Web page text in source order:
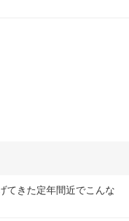
てきた定年間近でこんな